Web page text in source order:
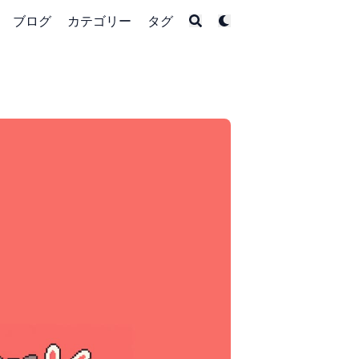
ブログ カテゴリー タグ